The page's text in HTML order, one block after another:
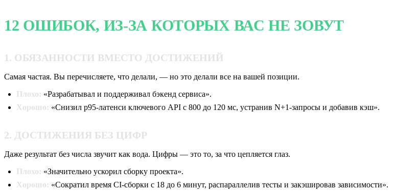
12 ОШИБОК, ИЗ-ЗА КОТОРЫХ ВАС НЕ ЗОВУТ
1. ОБЯЗАННОСТИ ВМЕСТО ДОСТИЖЕНИЙ
Самая частая. Вы перечисляете, что делали, — но это делали все на вашей позиции.
Плохо: «Разрабатывал и поддерживал бэкенд сервиса».
Хорошо: «Снизил p95-латенси ключевого API с 800 до 120 мс, устранив N+1-запросы и добавив кэш».
2. ДОСТИЖЕНИЯ БЕЗ ЦИФР
Даже результат без числа звучит как вода. Цифры — это то, за что цепляется глаз.
Плохо: «Значительно ускорил сборку проекта».
Хорошо: «Сократил время CI-сборки с 18 до 6 минут, распараллелив тесты и закэшировав зависимости».